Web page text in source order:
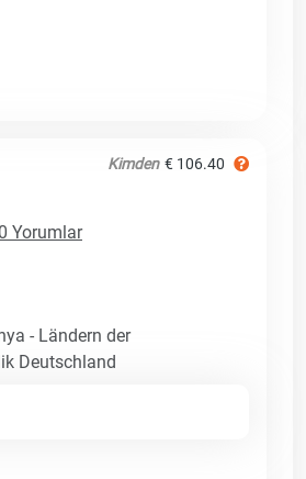
Kimden € 106.40
0 Yorumlar
- Ländern der
Deutschland